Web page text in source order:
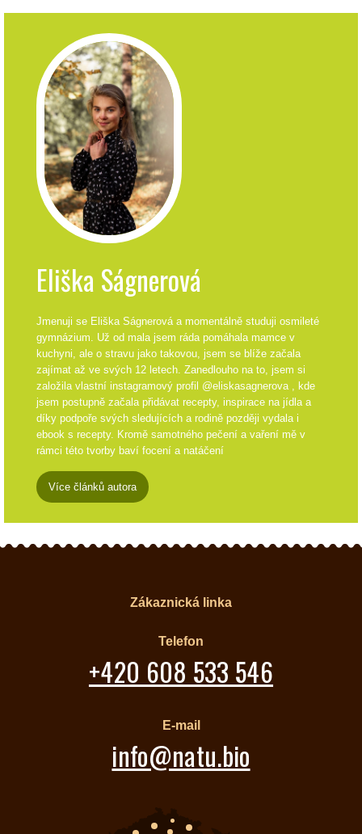
Eliška Ságnerová
Jmenuji se Eliška Ságnerová a momentálně studuji osmileté
gymnázium. Už od mala jsem ráda pomáhala mamce v
kuchyni, ale o stravu jako takovou, jsem se blíže začala
zajímat až ve svých 12 letech. Zanedlouho na to, jsem si
založila vlastní instagramový profil @eliskasagnerova , kde
jsem postupně začala přidávat recepty, inspirace na jídla a
díky podpoře svých sledujících a rodině později vydala i
ebook s recepty. Kromě samotného pečení a vaření mě v
rámci této tvorby baví focení a natáčení
Více článků autora
Zákaznická linka
Telefon
+420 608 533 546
E-mail
info@natu.bio